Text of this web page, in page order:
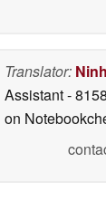
Translator:
Assistant-
on